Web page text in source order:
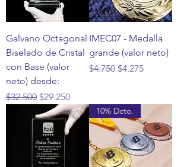
Galvano Octagonal
Biselado de Cristal
con Base (valor
neto) desde:
Precio
$32.500 Precio de oferta
$29.250
IMEC07 - Medalla
grande (valor neto)
Precio
$4.750 Precio de oferta
$4.275
10% Dcto.